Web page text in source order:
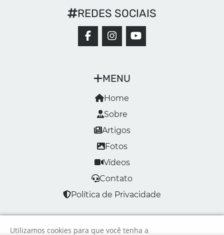
MENU
Home
Sobre
Artigos
Fotos
Vídeos
Contato
Política de Privacidade
REDES SOCIAIS
Utilizamos cookies para que você tenha a